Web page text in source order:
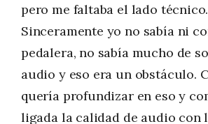
pero me faltaba el lado técnico.
Sinceramente yo no sabía ni
pedalera, no sabía mucho de
audio y eso era un obstáculo.
quería profundizar en eso y
ligada la calidad de audio con